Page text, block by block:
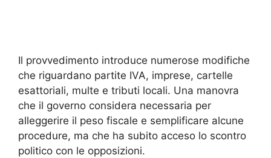
Il provvedimento introduce numerose modifiche
che riguardano partite IVA, imprese, cartelle
esattoriali, multe e tributi locali. Una manovra
che il governo considera necessaria per
alleggerire il peso fiscale e semplificare alcune
procedure, ma che ha subito acceso lo scontro
politico con le opposizioni.